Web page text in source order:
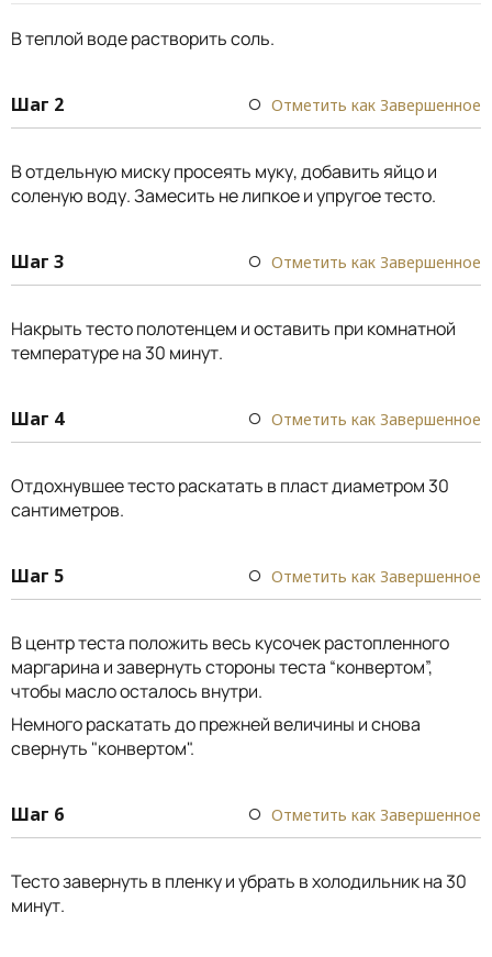
В теплой воде растворить соль.
Шаг 2 Отметить как Завершенное
В отдельную миску просеять муку, добавить яйцо и
соленую воду. Замесить не липкое и упругое тесто.
Шаг 3 Отметить как Завершенное
Накрыть тесто полотенцем и оставить при комнатной
температуре на 30 минут.
Шаг 4 Отметить как Завершенное
Отдохнувшее тесто раскатать в пласт диаметром 30
сантиметров.
Шаг 5 Отметить как Завершенное
В центр теста положить весь кусочек растопленного
маргарина и завернуть стороны теста “конвертом”,
чтобы масло осталось внутри.
Немного раскатать до прежней величины и снова
свернуть "конвертом".
Шаг 6 Отметить как Завершенное
Тесто завернуть в пленку и убрать в холодильник на 30
минут.